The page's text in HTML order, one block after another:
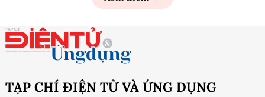
TẠP CHÍ ĐIỆN TỬ VÀ ỨNG DỤNG